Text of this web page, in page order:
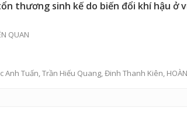
thương sinh kế do biến đổi khí hậu ở
QUAN
Anh Tuấn, Trần Hiếu Quang,Đinh Thanh Kiên,